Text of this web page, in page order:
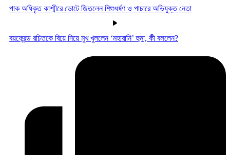
পাক অধিকৃত কাশ্মীরে ভোটে জিতলেন শিশুধর্ষণ ও পাচারে অভিযুক্ত নেতা
বয়ফ্রেন্ড রচিতকে বিয়ে নিয়ে মুখ খুললেন ‘মহারানি’ হুমা, কী বললেন?